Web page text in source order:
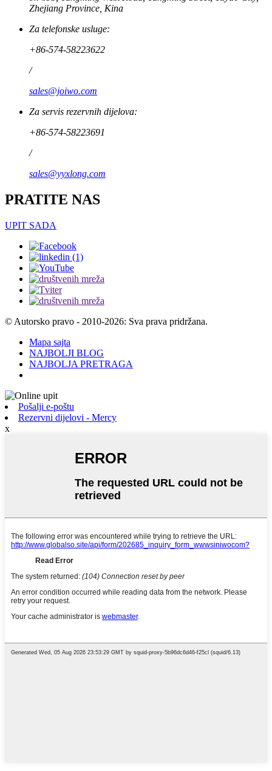
Zhejiang Province, Kina
Za telefonske usluge:
+86-574-58223622
/
sales@joiwo.com
Za servis rezervnih dijelova:
+86-574-58223691
/
sales@yyxlong.com
PRATITE NAS
UPIT SADA
© Autorsko pravo - 2010-2026: Sva prava pridržana.
Mapa sajta
NAJBOLJI BLOG
NAJBOLJA PRETRAGA
Pošalji e-poštu
Rezervni dijelovi - Mercy
x